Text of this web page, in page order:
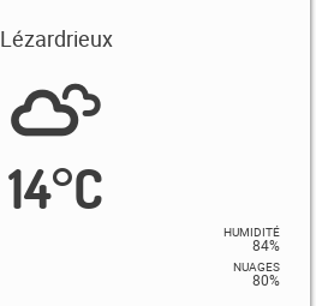
Lézardrieux
14°C
HUMIDITÉ
84%
NUAGES
80%